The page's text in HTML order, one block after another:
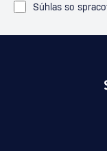
Súhlas so